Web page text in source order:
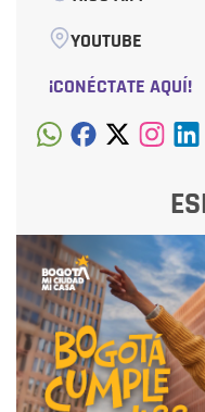
YOUTUBE
¡CONÉCTATE AQUÍ!